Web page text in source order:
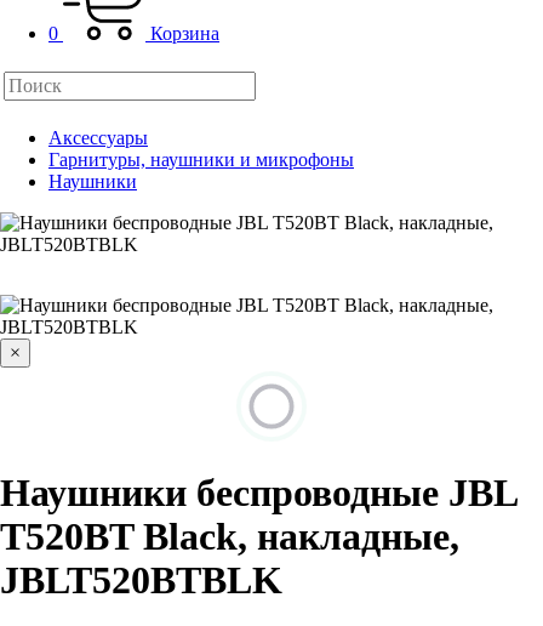
0 Корзина
Аксессуары
Гарнитуры, наушники и микрофоны
Наушники
×
Наушники беспроводные JBL
T520BT Black, накладные,
JBLT520BTBLK